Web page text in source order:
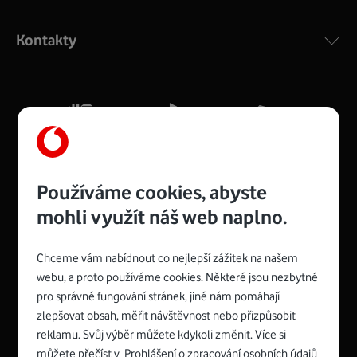
silný signál pro celou domácnost. Kompaktní rozměry 21
Více o COMPAL CH7465VF
Zyxel VMG8623-T50B:
Rozměry modemu jsou 16 x 22 x 7,5 cm (včetně stojánku)
a nabízí 4 gigabitové LAN porty a bezdrátové připojení Wi-
Spojte se s Vodafonem
Kontakty
Používáme cookies, abyste
mohli využít náš web naplno.
Chceme vám nabídnout co nejlepší zážitek na našem
webu, a proto používáme cookies. Některé jsou nezbytné
pro správné fungování stránek, jiné nám pomáhají
zlepšovat obsah, měřit návštěvnost nebo přizpůsobit
reklamu. Svůj výběr můžete kdykoli změnit. Více si
můžete přečíst v Prohlášení o zpracování osobních údajů